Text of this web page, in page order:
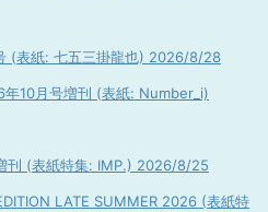
(表紙: 七五三掛龍也) 2026/8/28
10月号増刊 (表紙: Number_i)
刊 (表紙特集: IMP.) 2026/8/25
LATE SUMMER 2026 (表紙特